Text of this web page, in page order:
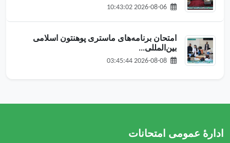
امتحان برنامه‌های ماستری پوهنتون اسلامی
بین‌المللی...
ادارهٔ عمومی امتحانات